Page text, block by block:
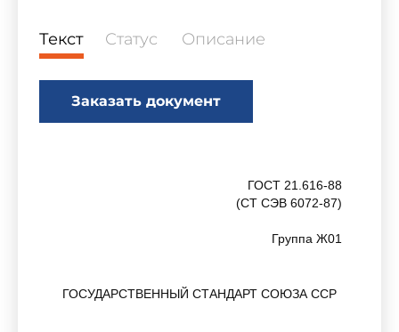
Текст Статус Описание
Заказать документ
ГОСТ 21.616-88
(СТ СЭВ 6072-87)
Группа Ж01
ГОСУДАРСТВЕННЫЙ СТАНДАРТ СОЮЗА ССР